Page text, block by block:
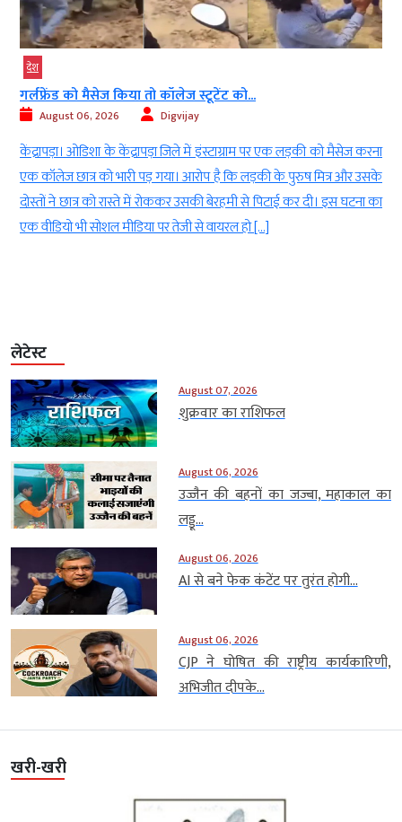
देश
गर्लफ्रेंड को मैसेज किया तो कॉलेज स्टूटेंट को...
August 06, 2026 Digvijay
केंद्रापड़ा। ओडिशा के केंद्रापड़ा जिले में इंस्टाग्राम पर एक लड़की को मैसेज करना
एक कॉलेज छात्र को भारी पड़ गया। आरोप है कि लड़की के पुरुष मित्र और उसके
दोस्तों ने छात्र को रास्ते में रोककर उसकी बेरहमी से पिटाई कर दी। इस घटना का
एक वीडियो भी सोशल मीडिया पर तेजी से वायरल हो […]
लेटेस्ट
August 07, 2026
शुक्रवार का राशिफल
August 06, 2026
उज्जैन की बहनों का जज्बा, महाकाल का
लड्डू...
August 06, 2026
AI से बने फेक कंटेंट पर तुरंत होगी...
August 06, 2026
CJP ने घोषित की राष्ट्रीय कार्यकारिणी,
अभिजीत दीपके...
खरी-खरी